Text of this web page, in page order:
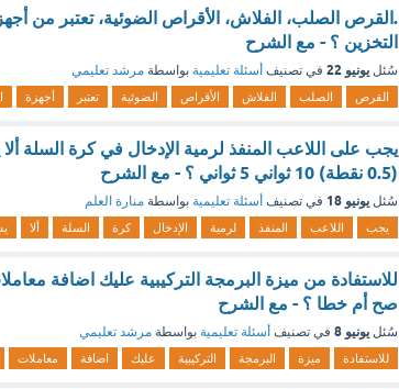
التخزين ؟ - مع الشرح
سُئل يونيو 22 في تصنيف أسئلة تعليمية بواسطة مرشد تعليمي
القرص الصلب الفلاش الأقراص الضوئية تعتبر أجهزة
يجب على اللاعب المنفذ لرمية الإدخال في كرة السلة
(0.5 نقطة) 10 ثواني 5 ثواني ؟ - مع الشرح
سُئل يونيو 18 في تصنيف أسئلة تعليمية بواسطة منارة العلم
يجب اللاعب المنفذ لرمية الإدخال كرة السلة ألا
للاستفادة من ميزة البرمجة التركيبية عليك اضافة
صح أم خطا ؟ - مع الشرح
سُئل يونيو 8 في تصنيف أسئلة تعليمية بواسطة مرشد تعليمي
للاستفادة ميزة البرمجة التركيبية عليك اضافة معاملات